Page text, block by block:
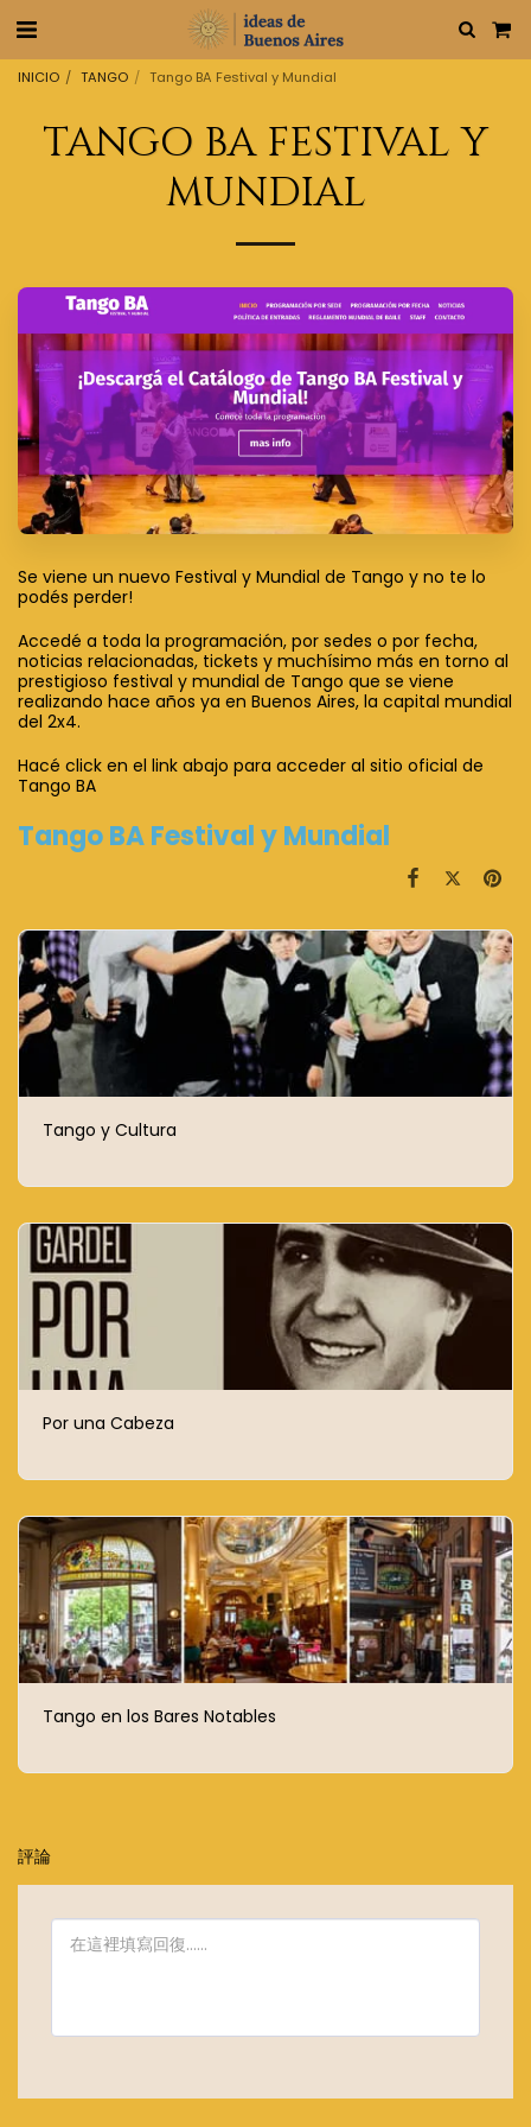
INICIO TANGO Tango BA Festival y Mundial
TANGO BA FESTIVAL Y
MUNDIAL
Se viene un nuevo Festival y Mundial de Tango y no te lo
podés perder!
Accedé a toda la programación, por sedes o por fecha,
noticias relacionadas, tickets y muchísimo más en torno al
prestigioso festival y mundial de Tango que se viene
realizando hace años ya en Buenos Aires, la capital mundial
del 2x4.
Hacé click en el link abajo para acceder al sitio oficial de
Tango BA
Tango BA Festival y Mundial
Tango y Cultura
Por una Cabeza
Tango en los Bares Notables
評論